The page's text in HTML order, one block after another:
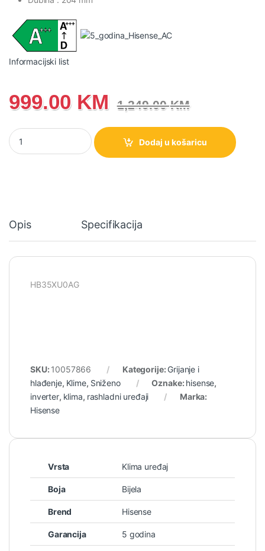
Informacijski list
999.00 KM 1,249.00KM
HB35XU0AG Hisense Inverter Klima uređaj, 3500 W, HI-NANO
Dodaj u košaricu
Opis Specifikacija
HB35XU0AG
SKU: 10057866 Kategorije: Grijanje i
hlađenje, Klime, Sniženo Oznake: hisense,
inverter, klima, rashladni uređaji
Marka:
Hisense
Vrsta Klima uređaj
Boja Bijela
Brend Hisense
Garancija 5 godina